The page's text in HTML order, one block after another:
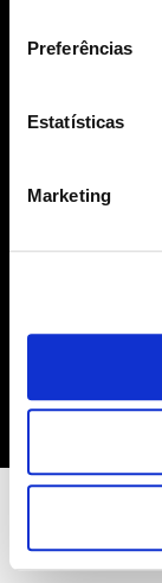
Preferências
Estatísticas
Marketing